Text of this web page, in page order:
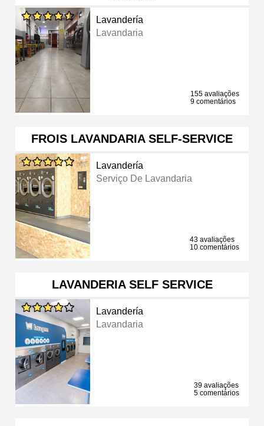
Lavandería
Lavandaria
155 avaliações
9 comentários
FROIS LAVANDARIA SELF-SERVICE
Lavandería
Serviço De Lavandaria
43 avaliações
10 comentários
LAVANDERIA SELF SERVICE
Lavandería
Lavandaria
39 avaliações
5 comentários